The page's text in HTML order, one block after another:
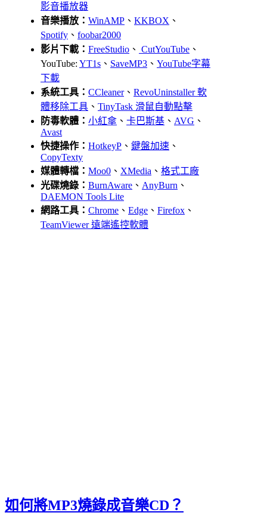
影音播放器
音樂播放： WinAMP 、 KKBOX 、
Spotify 、 foobar2000
影片下載： FreeStudio 、 CutYouTube 、
YouTube: YT1s 、 SaveMP3 、 YouTube字幕
下載
系統工具： CCleaner、 RevoUninstaller 軟
體移除工具 、 TinyTask 滑鼠自動點擊
防毒軟體： 小紅傘 、 卡巴斯基 、 AVG 、
Avast
快捷操作： HotkeyP 、 鍵盤加速 、
CopyTexty
媒體轉檔： Moo0 、 XMedia 、 格式工廠
光碟燒錄： BurnAware 、 AnyBurn 、
DAEMON Tools Lite
網路工具： Chrome 、 Edge 、 Firefox 、
TeamViewer 遠端遙控軟體
如何將MP3燒錄成音樂CD？